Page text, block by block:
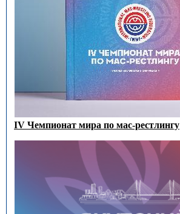
IV Чемпионат мира по мас-рестлингу